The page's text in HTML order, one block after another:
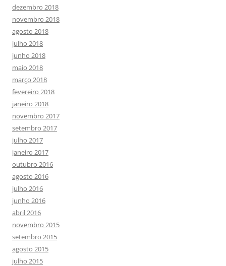
dezembro 2018
novembro 2018
agosto 2018
julho 2018
junho 2018
maio 2018
março 2018
fevereiro 2018
janeiro 2018
novembro 2017
setembro 2017
julho 2017
janeiro 2017
outubro 2016
agosto 2016
julho 2016
junho 2016
abril 2016
novembro 2015
setembro 2015
agosto 2015
julho 2015